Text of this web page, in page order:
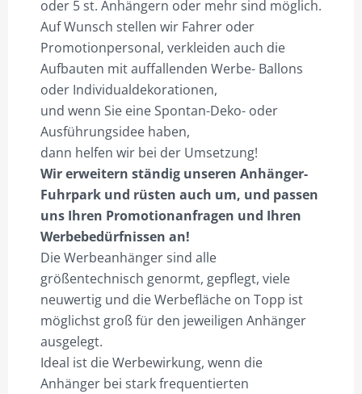
oder 5 st. Anhängern oder mehr sind möglich.
Auf Wunsch stellen wir Fahrer oder
Promotionpersonal, verkleiden auch die
Aufbauten mit auffallenden Werbe- Ballons
oder Individualdekorationen,
und wenn Sie eine Spontan-Deko- oder
Ausführungsidee haben,
dann helfen wir bei der Umsetzung!
Wir erweitern ständig unseren Anhänger-
Fuhrpark und rüsten auch um, und passen
uns Ihren Promotionanfragen und Ihren
Werbebedürfnissen an!
Die Werbeanhänger sind alle
größentechnisch genormt, gepflegt, viele
neuwertig und die Werbefläche on Topp ist
möglichst groß für den jeweiligen Anhänger
ausgelegt.
Ideal ist die Werbewirkung, wenn die
Anhänger bei stark frequentierten